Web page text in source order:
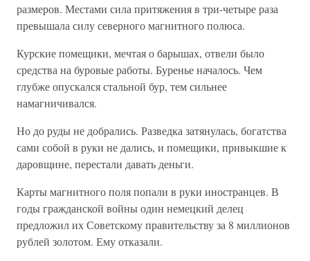
размеров. Местами сила притяжения в три-четыре раза
превышала силу северного магнитного полюса.
Курские помещики, мечтая о барышах, отвели было
средства на буровые работы. Буренье началось. Чем
глубже опускался стальной бур, тем сильнее
намагничивался.
Но до руды не добрались. Разведка затянулась, богатства
сами собой в руки не дались, и помещики, привыкшие к
даровщине, перестали давать деньги.
Карты магнитного поля попали в руки иностранцев. В
годы гражданской войны один немецкий делец
предложил их Советскому правительству за 8 миллионов
рублей золотом. Ему отказали.